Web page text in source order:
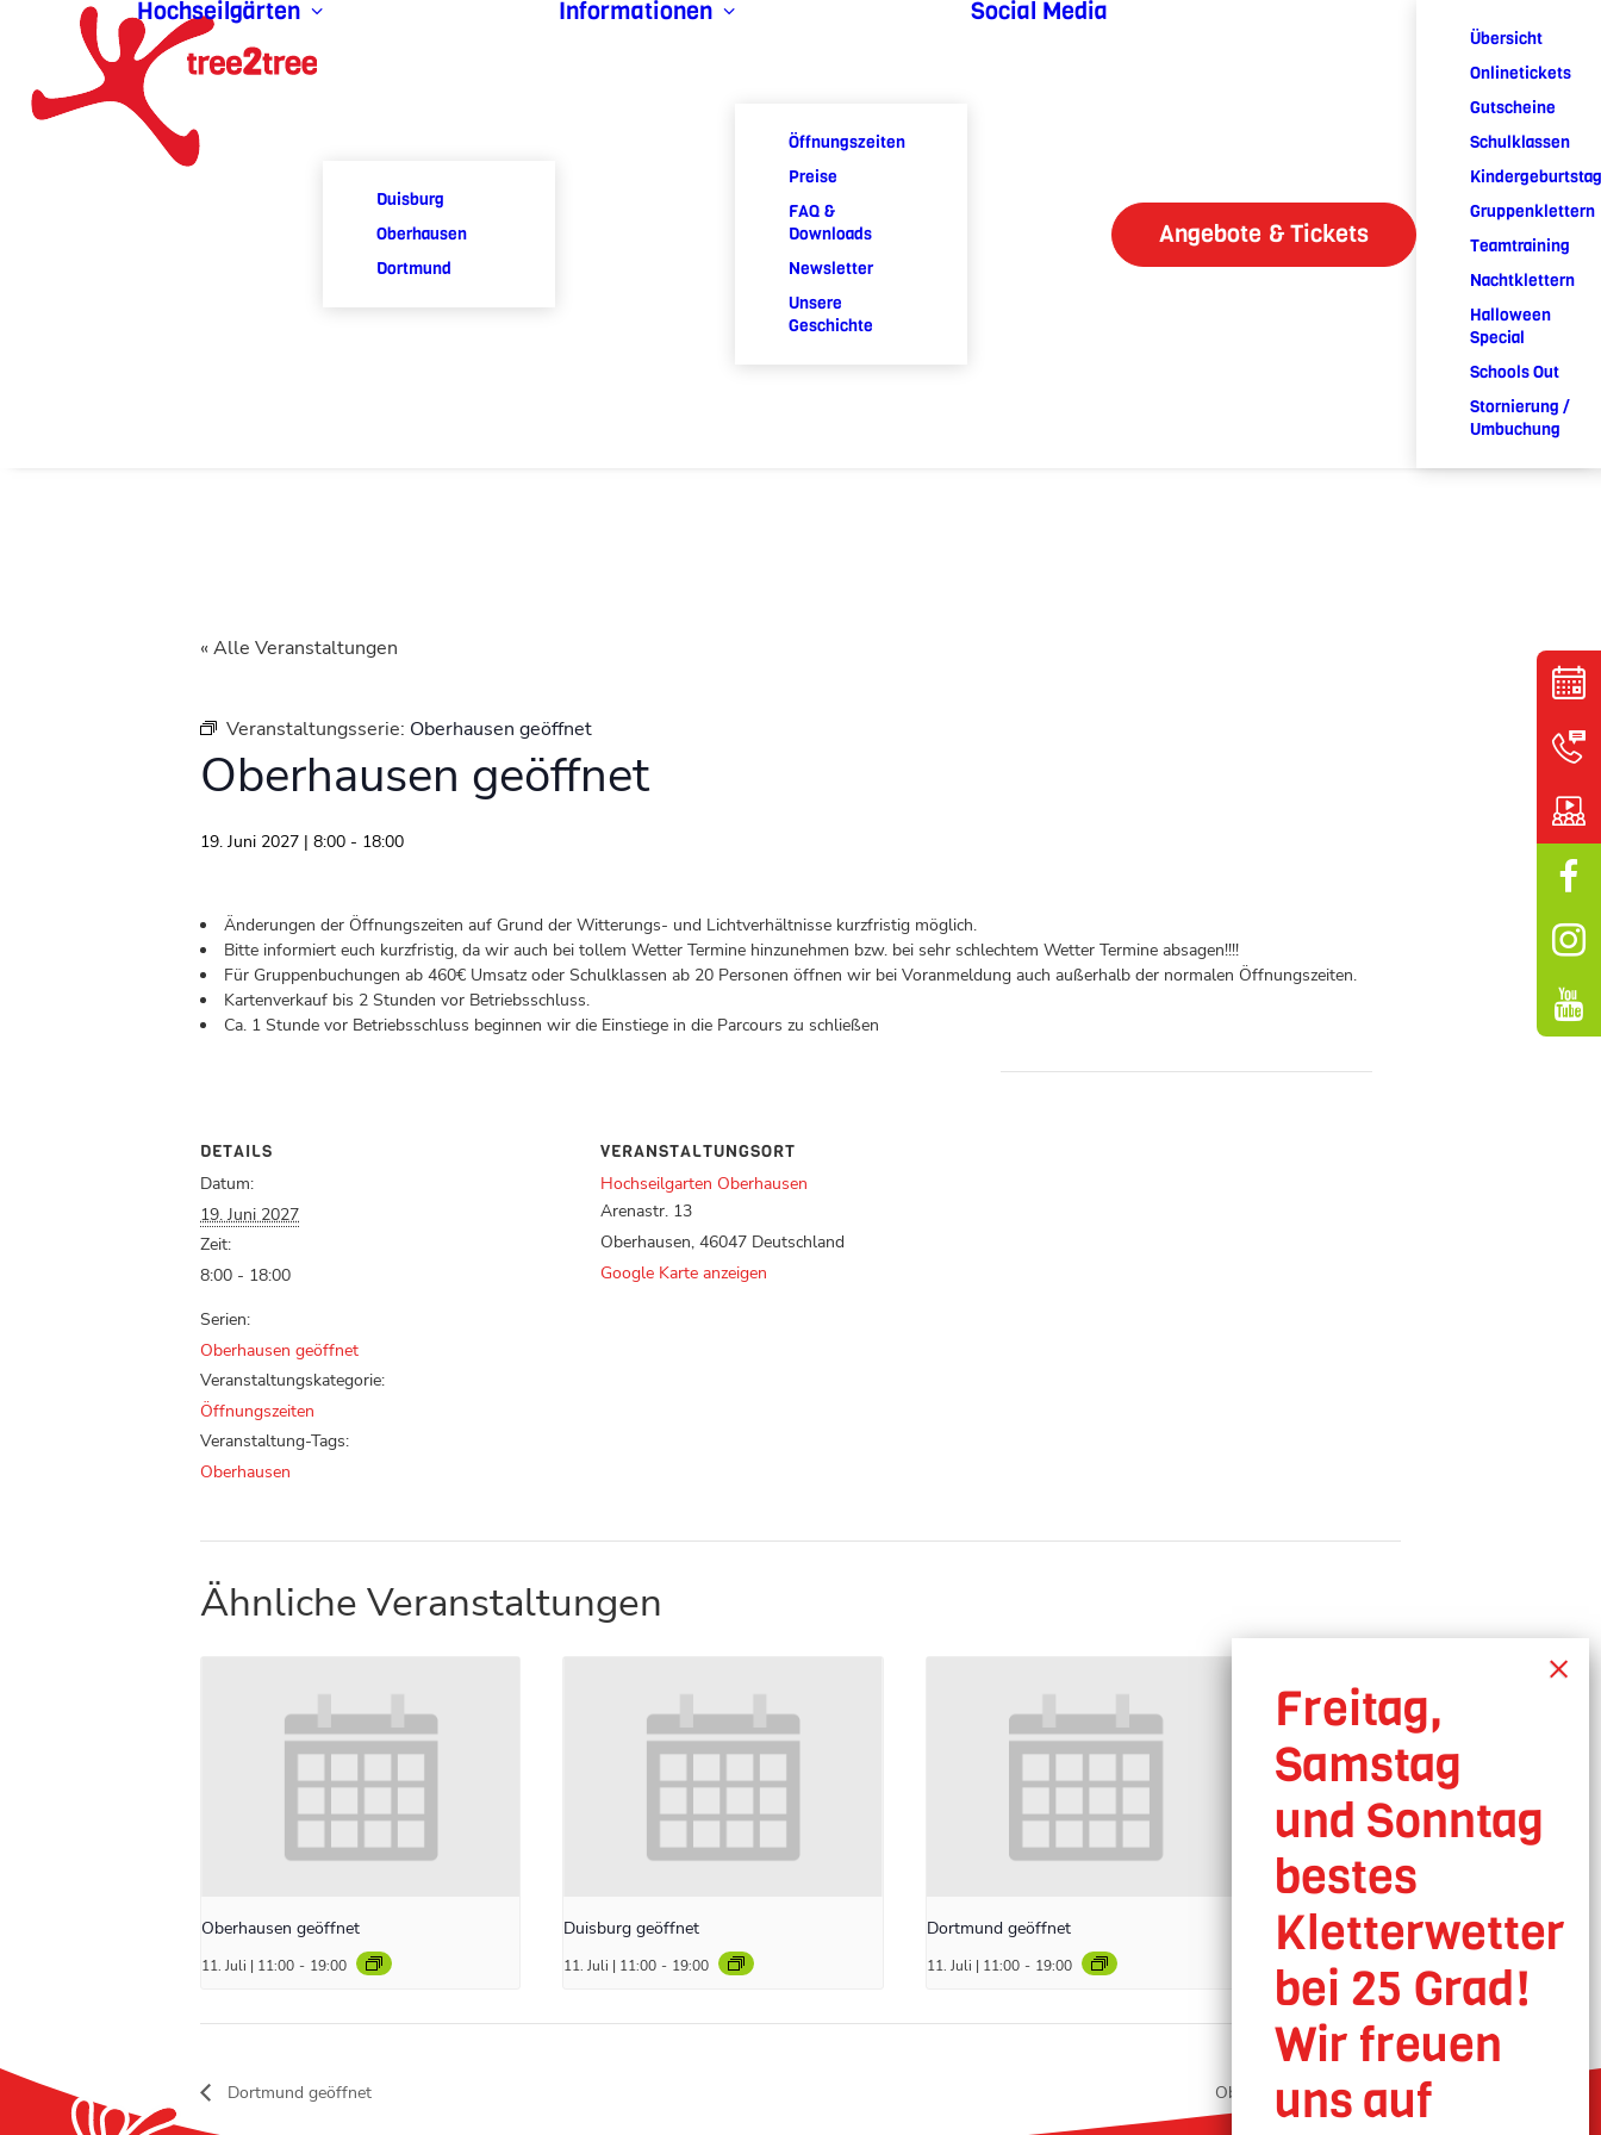
Hochseilgärten
Duisburg
Oberhausen
Dortmund
Informationen
Öffnungszeiten
Preise
FAQ &
Downloads
Newsletter
Unsere
Geschichte
Social Media
Angebote & Tickets
Übersicht
Onlinetickets
Gutscheine
Schulklassen
Kindergeburtstag
Gruppenklettern
Teamtraining
Nachtklettern
Halloween
Special
Schools Out
Stornierung /
Umbuchung
« Alle Veranstaltungen
Veranstaltungsserie: Oberhausen geöffnet
Oberhausen geöffnet
19. Juni 2027 | 8:00 - 18:00
Änderungen der Öffnungszeiten auf Grund der Witterungs- und Lichtverhältnisse kurzfristig möglich.
Bitte informiert euch kurzfristig, da wir auch bei tollem Wetter Termine hinzunehmen bzw. bei sehr schlechtem Wetter Termine absagen!!!!
Für Gruppenbuchungen ab 460€ Umsatz oder Schulklassen ab 20 Personen öffnen wir bei Voranmeldung auch außerhalb der normalen Öffnungszeiten.
Kartenverkauf bis 2 Stunden vor Betriebsschluss.
Ca. 1 Stunde vor Betriebsschluss beginnen wir die Einstiege in die Parcours zu schließen
DETAILS
Datum:
19. Juni 2027
Zeit:
8:00 - 18:00
Serien:
Oberhausen geöffnet
Veranstaltungskategorie:
Öffnungszeiten
Veranstaltung-Tags:
Oberhausen
VERANSTALTUNGSORT
Hochseilgarten Oberhausen
Arenastr. 13
Oberhausen, 46047 Deutschland
Google Karte anzeigen
Ähnliche Veranstaltungen
Oberhausen geöffnet
11. Juli | 11:00 - 19:00
Duisburg geöffnet
11. Juli | 11:00 - 19:00
Dortmund geöffnet
11. Juli | 11:00 - 19:00
Dortmund geöffnet Oberhausen geöffnet